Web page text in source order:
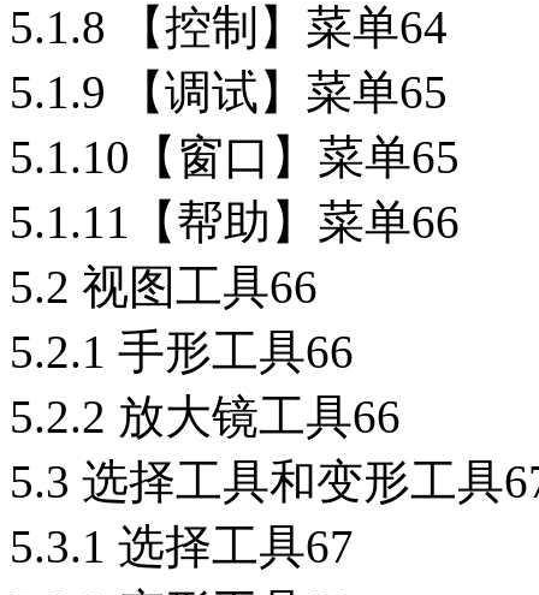
5.1.8 【控制】菜单64
5.1.9 【调试】菜单65
5.1.10【窗口】菜单65
5.1.11【帮助】菜单66
5.2 视图工具66
5.2.1 手形工具66
5.2.2 放大镜工具66
5.3 选择工具和变形工具
5.3.1 选择工具67